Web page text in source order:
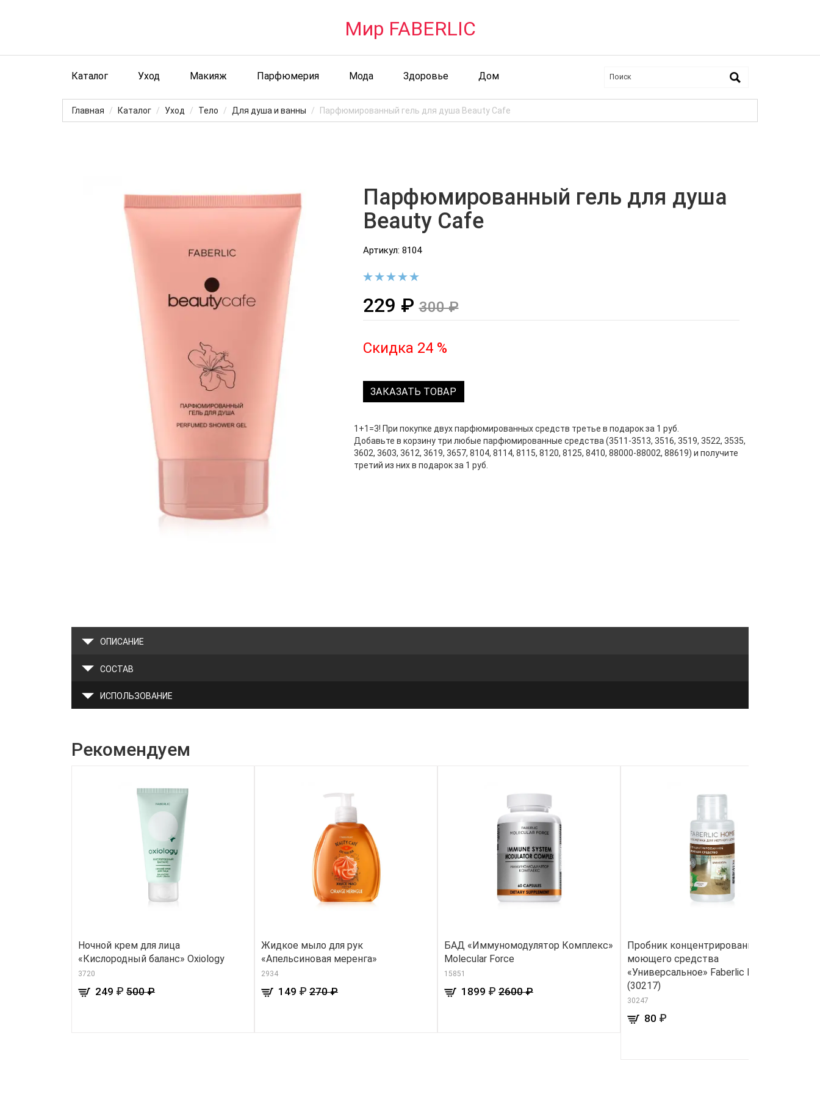
Мир FABERLIC
Каталог Уход Макияж Парфюмерия Мода Здоровье Дом
Главная Каталог Уход Тело Для душа и ванны Парфюмированный гель для душа Beauty Cafe
Парфюмированный гель для душа
Beauty Cafe
Артикул: 8104
229 ₽300 ₽
Скидка 24 %
ЗАКАЗАТЬ ТОВАР
1+1=3! При покупке двух парфюмированных средств третье в подарок за 1 руб.
Добавьте в корзину три любые парфюмированные средства (3511-3513, 3516, 3519, 3522, 3535,
3602, 3603, 3612, 3619, 3657, 8104, 8114, 8115, 8120, 8125, 8410, 88000-88002, 88619) и получите
третий из них в подарок за 1 руб.
ОПИСАНИЕ
СОСТАВ
ИСПОЛЬЗОВАНИЕ
Рекомендуем
Ночной крем для лица
«Кислородный баланс» Oxiology
3720
249 ₽ 500 ₽
Жидкое мыло для рук
«Апельсиновая меренга»
2934
149 ₽ 270 ₽
БАД «Иммуномодулятор Комплекс»
Molecular Force
15851
1899 ₽ 2600 ₽
Пробник концентрированного
моющего средства
«Универсальное» Faberlic Home
(30217)
30247
80 ₽